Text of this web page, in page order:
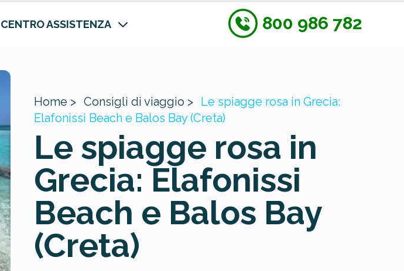
CENTRO ASSISTENZA 800 986 782
Home > Consigli di viaggio > Le spiagge rosa in Grecia:
Elafonissi Beach e Balos Bay (Creta)
Le spiagge rosa in
Grecia: Elafonissi
Beach e Balos Bay
(Creta)